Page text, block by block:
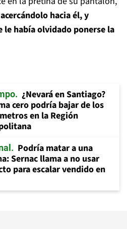
acercándolo hacia él, y
le había olvidado ponerse la
¿Nevará en Santiago?
cero podría bajar de los
en la Región
Podría matar a una
Sernac llama a no usar
para escalar vendido en